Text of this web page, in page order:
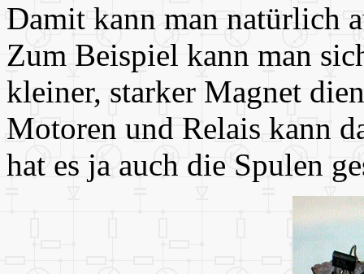
Damit kann man natürlich
Zum Beispiel kann man
kleiner, starker Magnet
Motoren und Relais kann
hat es ja auch die Spulen